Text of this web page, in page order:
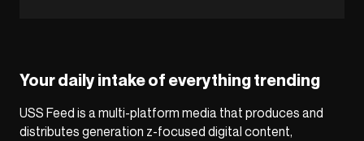
Your daily intake of everything trending
USS Feed is a multi-platform media that produces and
distributes generation z-focused digital content,